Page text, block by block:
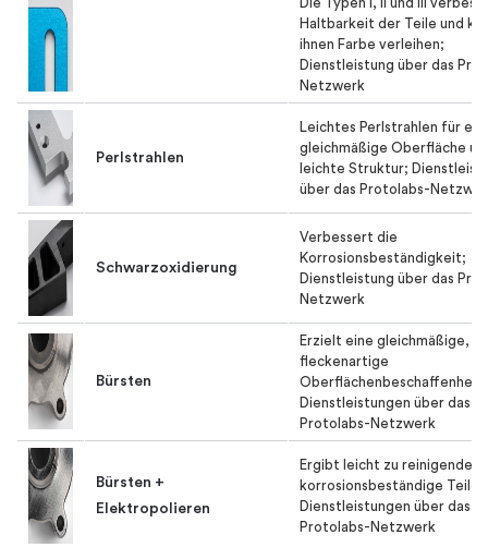
Haltbarkeit der Teile und
ihnen Farbe verleihen;
Dienstleistung über das
Netzwerk
Perlstrahlen
Leichtes Perlstrahlen für
gleichmäßige Oberfläche
leichte Struktur;
über das Protolabs-
Schwarzoxidierung
Verbessert die
Korrosionsbeständigkeit;
Dienstleistung über das
Netzwerk
Bürsten
Erzielt eine gleichmäßige,
fleckenartige
Oberflächenbeschaffenheit,
Dienstleistungen über das
Protolabs-Netzwerk
Bürsten +
Elektropolieren
Ergibt leicht zu reinigende,
korrosionsbeständige Teile,
Dienstleistungen über das
Protolabs-Netzwerk